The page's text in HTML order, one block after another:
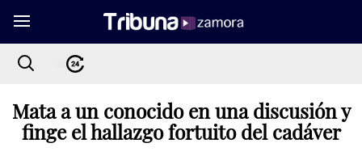
Mata a un conocido en una discusión y
finge el hallazgo fortuito del cadáver